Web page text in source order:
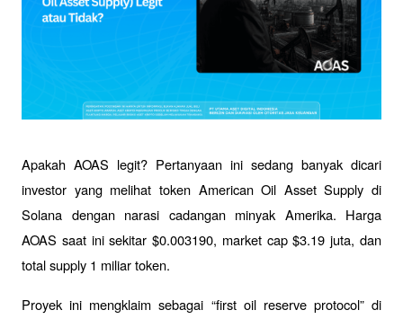
Apakah AOAS legit? Pertanyaan ini sedang banyak dicari
investor yang melihat token American Oil Asset Supply di
Solana dengan narasi cadangan minyak Amerika. Harga
AOAS saat ini sekitar $0.003190, market cap $3.19 juta, dan
total supply 1 miliar token.
Proyek ini mengklaim sebagai “first oil reserve protocol” di